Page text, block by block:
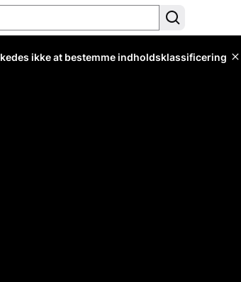
ikke at bestemme indholdsklassificering